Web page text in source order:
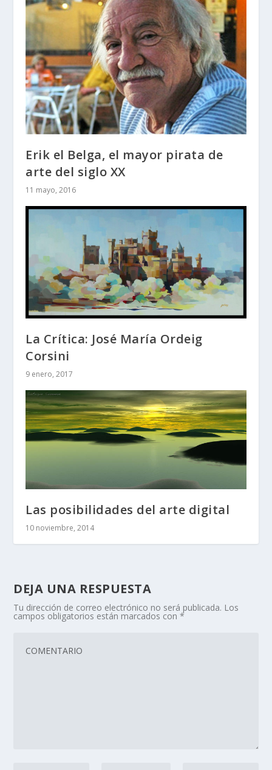
Erik el Belga, el mayor pirata de
arte del siglo XX
11 mayo, 2016
La Crítica: José María Ordeig
Corsini
9 enero, 2017
Las posibilidades del arte digital
10 noviembre, 2014
DEJA UNA RESPUESTA
Tu dirección de correo electrónico no será publicada. Los
campos obligatorios están marcados con*